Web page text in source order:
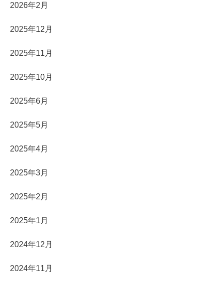
2026年2月
2025年12月
2025年11月
2025年10月
2025年6月
2025年5月
2025年4月
2025年3月
2025年2月
2025年1月
2024年12月
2024年11月